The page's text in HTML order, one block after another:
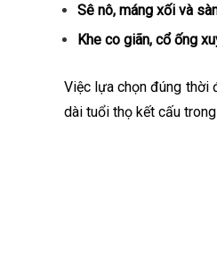
Sê nô, máng xối và
Khe co giãn, cổ ống
Việc lựa chọn đúng thời
dài tuổi thọ kết cấu